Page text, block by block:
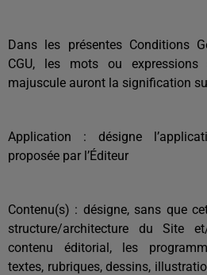
Dans les présentes Conditions
CGU, les mots ou expressions
majuscule auront la signification
Application : désigne
proposée par l’Éditeur
Contenu(s) : désigne, sans que
structure/architecture du Site
contenu éditorial, les
textes, rubriques, dessins,